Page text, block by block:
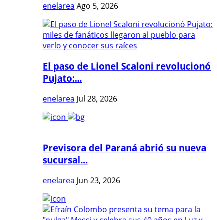
enelarea Ago 5, 2026
El paso de Lionel Scaloni revolucionó
Pujato:...
enelarea Jul 28, 2026
Previsora del Paraná abrió su nueva
sucursal...
enelarea Jun 23, 2026